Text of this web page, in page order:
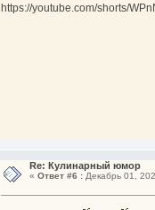
https://youtube.com/shorts/
Re: Кулинарный юмор
« Ответ #6 :Декабрь 01,